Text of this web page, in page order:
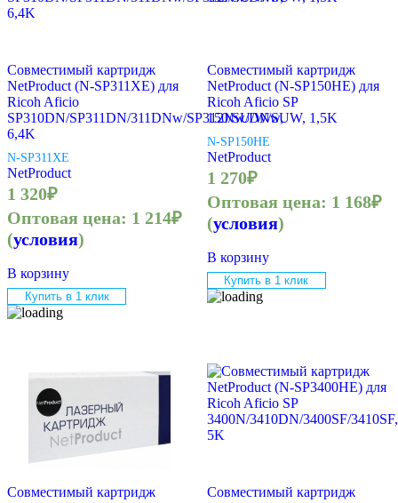
Совместимый картридж
NetProduct (N-SP311XE) для
Ricoh Aficio
SP310DN/SP311DN/311DNw/SP312Nw/DNw,
6,4K
N-SP311XE
NetProduct
1 320₽
Оптовая цена: 1 214₽
(условия)
В корзину
Купить в 1 клик
Совместимый картридж
NetProduct (N-SP150HE) для
Ricoh Aficio SP
150/SU/W/SUW, 1,5K
N-SP150HE
NetProduct
1 270₽
Оптовая цена: 1 168₽
(условия)
В корзину
Купить в 1 клик
Совместимый картридж
Совместимый картридж